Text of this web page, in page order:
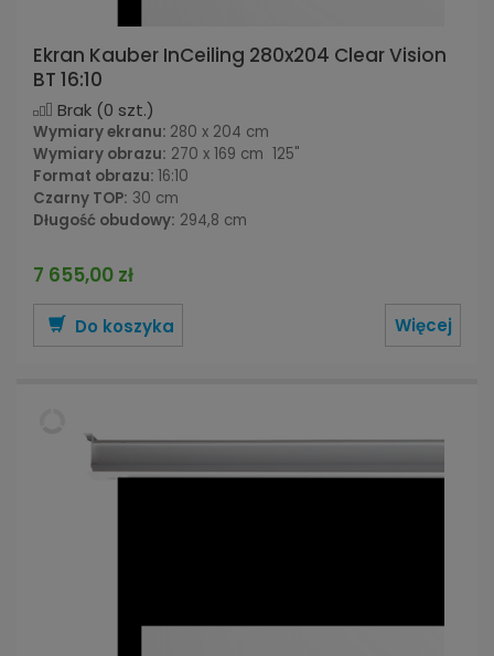
Ekran Kauber InCeiling 280x204 Clear Vision
BT 16:10
Brak (0 szt.)
Wymiary ekranu: 280 x 204 cm
Wymiary obrazu: 270 x 169 cm 125"
Format obrazu: 16:10
Czarny TOP: 30 cm
Długość obudowy: 294,8 cm
7 655,00 zł
Do koszyka Więcej